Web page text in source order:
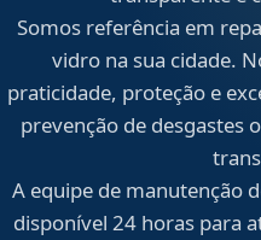
Somos referência em
vidro na sua cidade.
praticidade, proteção e
prevenção de desgastes
A equipe de manutenção
disponível 24 horas para